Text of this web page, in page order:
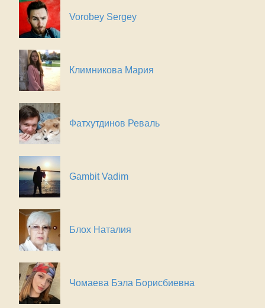
Vorobey Sergey
Климникова Мария
Фатхутдинов Реваль
Gambit Vadim
Блох Наталия
Чомаева Бэла Борисбиевна